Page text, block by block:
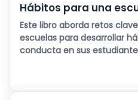
Hábitos para una
Este libro aborda retos
escuelas para desarrollar
conducta en sus